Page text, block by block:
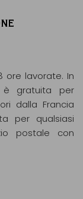
ore lavorate. In
è gratuita per
dalla Francia
per qualsiasi
postale con